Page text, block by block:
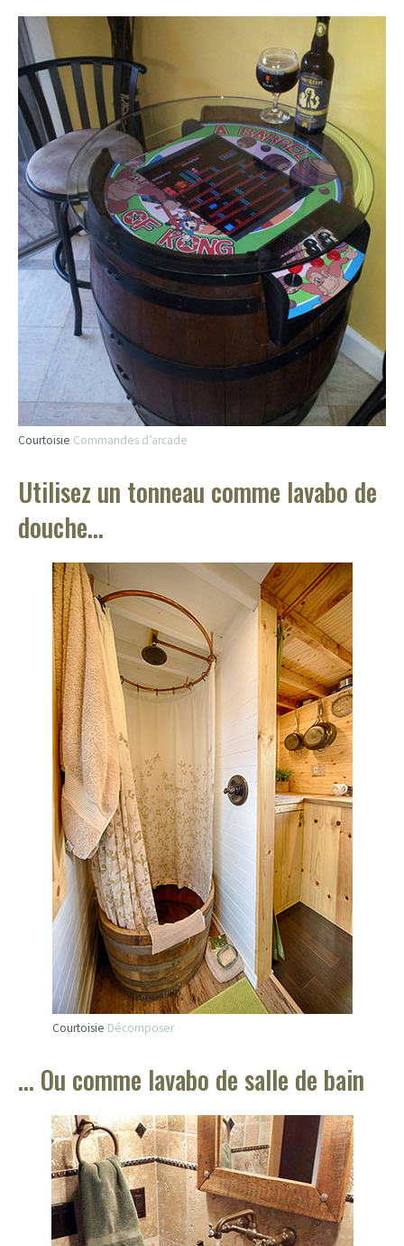
Courtoisie Commandes d’arcade
Utilisez un tonneau comme lavabo de
douche…
Courtoisie Décomposer
… Ou comme lavabo de salle de bain